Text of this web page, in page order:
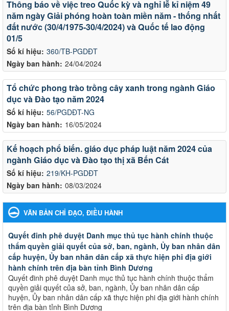
Số kí hiệu: 360/TB-PGDĐT
Ngày ban hành: 24/04/2024
Thông báo về việc treo Quốc kỳ và nghỉ lễ kỉ niệm 49
năm ngày Giải phóng hoàn toàn miền năm - thống nhất
đất nước (30/4/1975-30/4/2024) và Quốc tế lao động
01/5
Số kí hiệu: 56/PGDĐT-NG
Ngày ban hành: 16/05/2024
Tổ chức phong trào trồng cây xanh trong ngành Giáo
dục và Đào tạo năm 2024
Số kí hiệu: 219/KH-PGDĐT
Ngày ban hành: 08/03/2024
Kế hoạch phổ biến. giáo dục pháp luật năm 2024 của
ngành Giáo dục và Đào tạo thị xã Bến Cát
VĂN BẢN CHỈ ĐẠO, ĐIỀU HÀNH
Quyết đinh phê duyệt Danh mục thủ tục hành chính thuộc
thẩm quyền giải quyết của sở, ban, ngành, Ủy ban nhân dân
cấp huyện, Ủy ban nhân dân cấp xã thực hiện phi địa giới
hành chính trên địa bàn tỉnh Bình Dương
Quyết đinh phê duyệt Danh mục thủ tục hành chính thuộc thẩm
quyền giải quyết của sở, ban, ngành, Ủy ban nhân dân cấp
huyện, Ủy ban nhân dân cấp xã thực hiện phi địa giới hành chính
trên địa bàn tỉnh Bình Dương